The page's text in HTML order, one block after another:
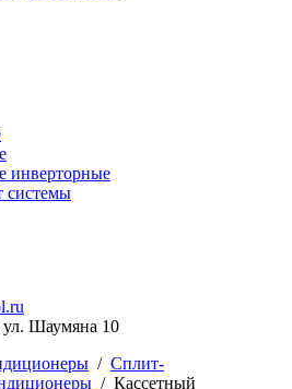
инверторные
системы
ул. Шаумяна 10
/ Сплит-
/ Кассетный